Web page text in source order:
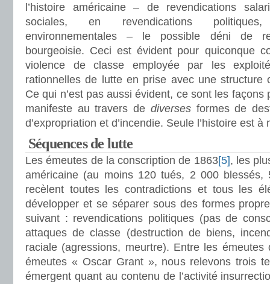
l’histoire américaine – de revendications
sociales, en revendications
environnementales – le possible déni de
bourgeoisie. Ceci est évident pour quiconque
violence de classe employée par les
rationnelles de lutte en prise avec une structure
Ce qui n’est pas aussi évident, ce sont les
manifeste au travers de diversesformes de
d’expropriation et d’incendie. Seule l’histoire est à
Séquences de lutte
Les émeutes de la conscription de 1863[5], les
américaine (au moins 120 tués, 2 000 blessés,
recèlent toutes les contradictions et tous les
développer et se séparer sous des formes
suivant : revendications politiques (pas de
attaques de classe (destruction de biens,
raciale (agressions, meurtre). Entre les
émeutes « Oscar Grant », nous relevons trois
émergent quant au contenu de l’activité